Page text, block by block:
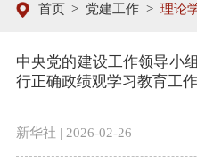
首页 > 党建工作 > 理论
中央党的建设工作领导小
行正确政绩观学习教育工作
新华社 | 2026-02-26